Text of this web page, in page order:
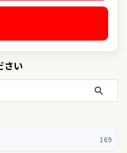
さい
169